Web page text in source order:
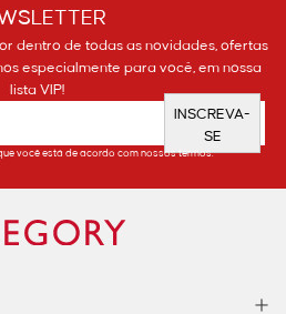
dentro de todas as novidades, ofertas
especialmente para você, em nossa
lista VIP!
INSCREVA-
SE
você está de acordo com nossos termos.